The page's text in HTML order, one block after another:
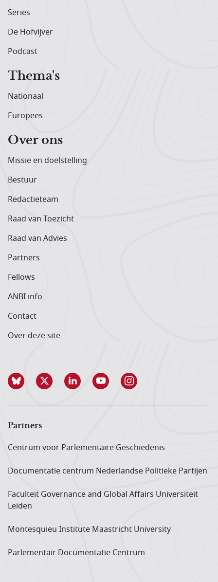
Series
De Hofvijver
Podcast
Thema's
Nationaal
Europees
Over ons
Missie en doelstelling
Bestuur
Redactieteam
Raad van Toezicht
Raad van Advies
Partners
Fellows
ANBI info
Contact
Over deze site
Partners
Centrum voor Parlementaire Geschiedenis
Documentatie centrum Neder­landse Politieke Partijen
Faculteit Governance and Global Affairs Universiteit
Leiden
Montesquieu Institute Maastricht University
Parlementair Documentatie Centrum